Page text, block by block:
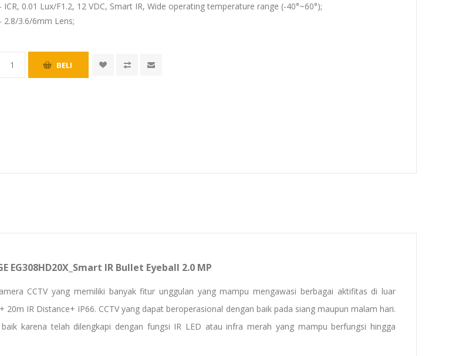
- ICR, 0.01 Lux/F1.2, 12 VDC, Smart IR, Wide operating temperature range (-40°~60°);
- 2.8/3.6/6mm Lens;
EG308HD20X_Smart IR Bullet Eyeball 2.0 MP
CCTV yang memiliki banyak fitur unggulan yang mampu mengawasi berbagai aktifitas di luar
IR Distance+ IP66. CCTV yang dapat beroperasional dengan baik pada siang maupun malam hari.
karena telah dilengkapi dengan fungsi IR LED atau infra merah yang mampu berfungsi hingga